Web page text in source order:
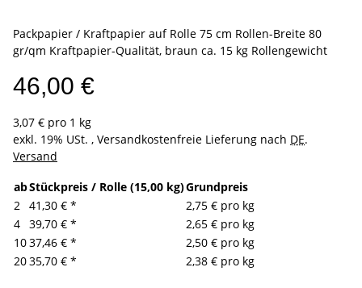
Packpapier / Kraftpapier auf Rolle 75 cm Rollen-Breite 80
gr/qm Kraftpapier-Qualität, braun ca. 15 kg Rollengewicht
46,00 €
3,07 € pro 1 kg
exkl. 19% USt. , Versandkostenfreie Lieferung nach DE.
Versand
abStückpreis / Rolle (15,00 kg)Grundpreis
2 41,30 € *
2,75 € pro kg
4 39,70 € *
2,65 € pro kg
1037,46 € *
2,50 € pro kg
2035,70 € * 2,38 € pro kg